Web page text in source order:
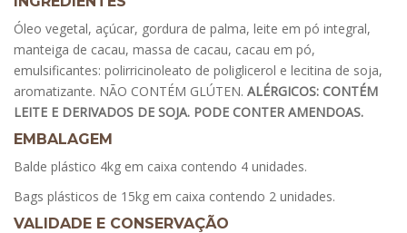
Óleo vegetal, açúcar, gordura de palma, leite em pó integral,
manteiga de cacau, massa de cacau, cacau em pó,
emulsificantes: polirricinoleato de poliglicerol e lecitina de soja,
aromatizante. NÃO CONTÉM GLÚTEN. ALÉRGICOS: CONTÉM
LEITE E DERIVADOS DE SOJA. PODE CONTER AMENDOAS.
EMBALAGEM
Balde plástico 4kg em caixa contendo 4 unidades.
Bags plásticos de 15kg em caixa contendo 2 unidades.
VALIDADE E CONSERVAÇÃO